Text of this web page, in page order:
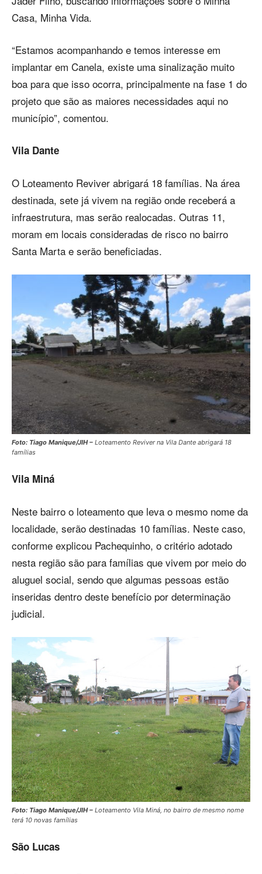
Casa, Minha Vida.
“Estamos acompanhando e temos interesse em
implantar em Canela, existe uma sinalização muito
boa para que isso ocorra, principalmente na fase 1 do
projeto que são as maiores necessidades aqui no
município”, comentou.
Vila Dante
O Loteamento Reviver abrigará 18 famílias. Na área
destinada, sete já vivem na região onde receberá a
infraestrutura, mas serão realocadas. Outras 11,
moram em locais consideradas de risco no bairro
Santa Marta e serão beneficiadas.
Foto: Tiago Manique/JIH – Loteamento Reviver na Vila Dante abrigará 18
famílias
Vila Miná
Neste bairro o loteamento que leva o mesmo nome da
localidade, serão destinadas 10 famílias. Neste caso,
conforme explicou Pachequinho, o critério adotado
nesta região são para famílias que vivem por meio do
aluguel social, sendo que algumas pessoas estão
inseridas dentro deste benefício por determinação
judicial.
Foto: Tiago Manique/JIH – Loteamento Vila Miná, no bairro de mesmo nome
terá 10 novas famílias
São Lucas